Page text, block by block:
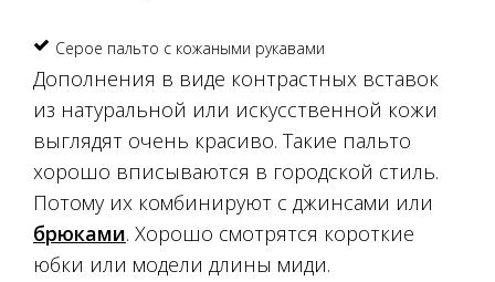
Серое пальто с кожаными рукавами
Дополнения в виде контрастных вставок
из натуральной или искусственной кожи
выглядят очень красиво. Такие пальто
хорошо вписываются в городской стиль.
Потому их комбинируют с джинсами или
брюками. Хорошо смотрятся короткие
юбки или модели длины миди.